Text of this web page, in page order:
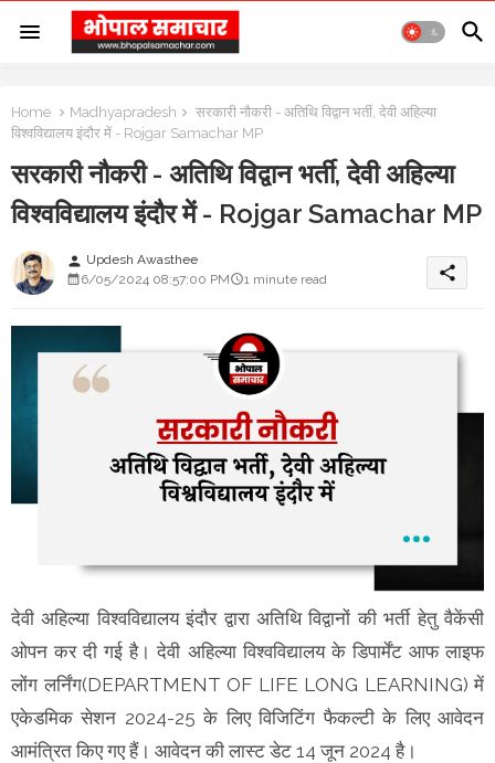
Home Madhyapradesh
सरकारी नौकरी - अतिथि विद्वान भर्ती, देवी अहिल्या
विश्वविद्यालय इंदौर में - Rojgar Samachar MP
सरकारी नौकरी - अतिथि विद्वान भर्ती, देवी अहिल्या
विश्वविद्यालय इंदौर में - Rojgar Samachar MP
person Updesh Awasthee
6/05/2024 08:57:00 PM
1 minute read share
देवी अहिल्या विश्वविद्यालय इंदौर द्वारा अतिथि विद्वानों की भर्ती हेतु वैकेंसी
ओपन कर दी गई है। देवी अहिल्या विश्वविद्यालय के डिपार्मेंट आफ लाइफ
लोंग लर्निंग(DEPARTMENT OF LIFE LONG LEARNING) में
एकेडमिक सेशन 2024-25 के लिए विजिटिंग फैकल्टी के लिए आवेदन
आमंत्रित किए गए हैं। आवेदन की लास्ट डेट 14 जून 2024 है।